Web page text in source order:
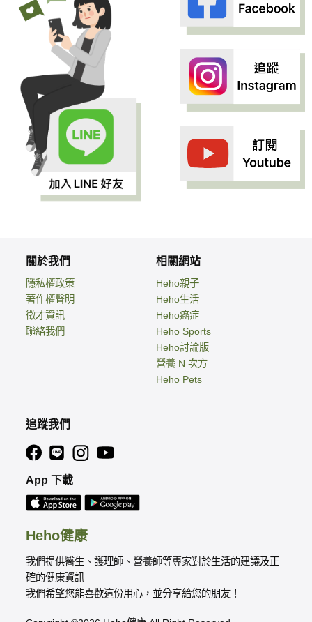
Heho健康
我們提供醫生、護理師、營養師等專家對於生活的建議及正
確的健康資訊
我們希望您能喜歡這份用心，並分享給您的朋友！
關於我們
隱私權政策
著作權聲明
徵才資訊
聯絡我們
相關網站
Heho親子
Heho生活
Heho癌症
Heho Sports
Heho討論版
營養 N 次方
Heho Pets
追蹤我們
App 下載